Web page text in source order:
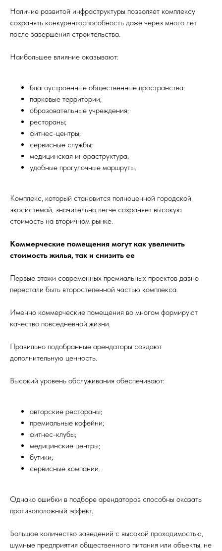
Наличие развитой инфраструктуры позволяет комплексу
сохранять конкурентоспособность даже через много лет
после завершения строительства.
Наибольшее влияние оказывают:
благоустроенные общественные пространства;
парковые территории;
образовательные учреждения;
рестораны;
фитнес-центры;
сервисные службы;
медицинская инфраструктура;
удобные прогулочные маршруты.
Комплекс, который становится полноценной городской
экосистемой, значительно легче сохраняет высокую
стоимость на вторичном рынке.
Коммерческие помещения могут как увеличить
стоимость жилья, так и снизить ее
Первые этажи современных премиальных проектов давно
перестали быть второстепенной частью комплекса.
Именно коммерческие помещения во многом формируют
качество повседневной жизни.
Правильно подобранные арендаторы создают
дополнительную ценность.
Высокий уровень обслуживания обеспечивают:
авторские рестораны;
премиальные кофейни;
фитнес-клубы;
медицинские центры;
бутики;
сервисные компании.
Однако ошибки в подборе арендаторов способны оказать
противоположный эффект.
Большое количество заведений с высокой проходимостью,
шумные предприятия общественного питания или объекты, не